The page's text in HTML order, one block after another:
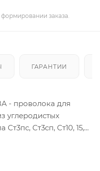
заказа.
ГАРАНТИИ
- проволока для
углеродистых
Ст3сп, Ст10, 15,